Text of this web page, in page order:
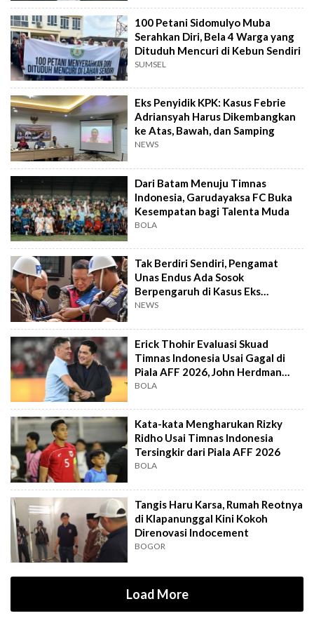
100 Petani Sidomulyo Muba
Serahkan Diri, Bela 4 Warga yang
Dituduh Mencuri di Kebun Sendiri
SUMSEL
Eks Penyidik KPK: Kasus Febrie
Adriansyah Harus Dikembangkan
ke Atas, Bawah, dan Samping
NEWS
Dari Batam Menuju Timnas
Indonesia, Garudayaksa FC Buka
Kesempatan bagi Talenta Muda
BOLA
Tak Berdiri Sendiri, Pengamat
Unas Endus Ada Sosok
Berpengaruh di Kasus Eks
Jampidsus
NEWS
Erick Thohir Evaluasi Skuad
Timnas Indonesia Usai Gagal di
Piala AFF 2026, John Herdman
Out?
BOLA
Kata-kata Mengharukan Rizky
Ridho Usai Timnas Indonesia
Tersingkir dari Piala AFF 2026
BOLA
Tangis Haru Karsa, Rumah Reotnya
di Klapanunggal Kini Kokoh
Direnovasi Indocement
BOGOR
Load More